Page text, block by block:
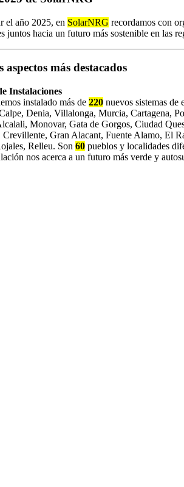
el año 2025, en SolarNRG recordamos con
juntos hacia un futuro más sostenible en las
aspectos más destacados
Instalaciones
instalado más de 220 nuevos sistemas
Denia, Villalonga, Murcia, Cartagena,
Monovar, Gata de Gorgos, Ciudad
Crevillente, Gran Alacant, Fuente Alamo, El
Relleu. Son 60 pueblos y localidades
nos acerca a un futuro más verde y